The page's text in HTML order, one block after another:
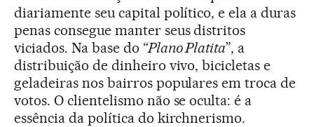
diariamente seu capital político, e ela a duras
penas consegue manter seus distritos
viciados. Na base do “Plano Platita”, a
distribuição de dinheiro vivo, bicicletas e
geladeiras nos bairros populares em troca de
votos. O clientelismo não se oculta: é a
essência da política do kirchnerismo.